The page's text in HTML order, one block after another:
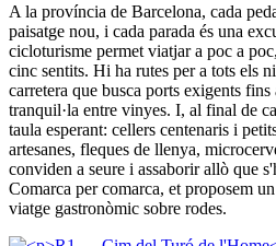
A la província de Barcelona, cada
paisatge nou, i cada parada és una
cicloturisme permet viatjar a poc a
cinc sentits. Hi ha rutes per a tots els
carretera que busca ports exigents
tranquil·la entre vinyes. I, al final de
taula esperant: cellers centenaris i
artesanes, fleques de llenya,
conviden a seure i assaborir allò que
Comarca per comarca, et proposem
viatge gastronòmic sobre rodes.